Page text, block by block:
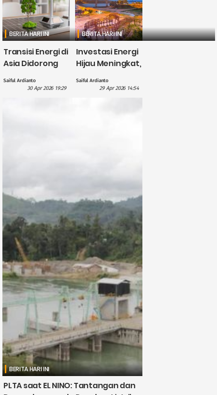
BERITA HARI INI
Transisi Energi di
Asia Didorong
International
Saiful Ardianto
30 Apr 2026 19:29
BERITA HARI INI
Investasi Energi
Hijau Meningkat,
Dana US$5
Saiful Ardianto
29 Apr 2026 14:54
BERITA HARI INI
PLTA saat EL NINO: Tantangan dan